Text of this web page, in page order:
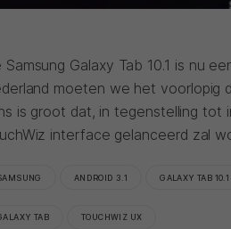
Samsung Galaxy Tab 10.1 is nu
moeten we het voorlopig
is groot dat, in tegenstelling tot
interface gelanceerd zal
ANDROID 3.1 GALAXY TAB 10.1
TAB TOUCHWIZ UX